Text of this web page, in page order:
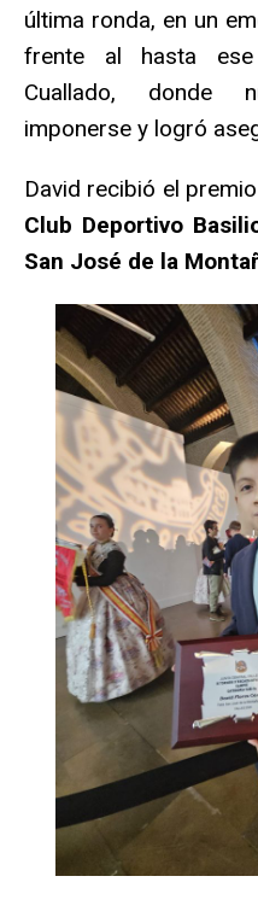
última ronda, en un
frente al hasta
Cuallado, donde
imponerse y logró
David recibió el
Club Deportivo
San José de la